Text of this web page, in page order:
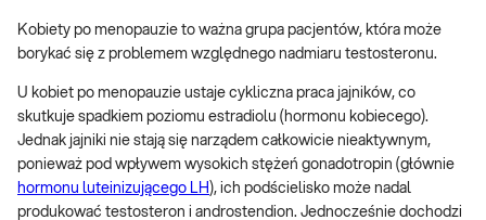
Kobiety po menopauzie to ważna grupa pacjentów, która może
borykać się z problemem względnego nadmiaru testosteronu.
U kobiet po menopauzie ustaje cykliczna praca jajników, co
skutkuje spadkiem poziomu estradiolu (hormonu kobiecego).
Jednak jajniki nie stają się narządem całkowicie nieaktywnym,
ponieważ pod wpływem wysokich stężeń gonadotropin (głównie
hormonu luteinizującego LH ), ich podścielisko może nadal
produkować testosteron i androstendion. Jednocześnie dochodzi